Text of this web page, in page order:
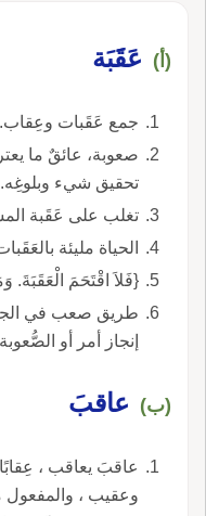
(أ) عَقََبَة
جمع عَقَبات وعِقاب.
صعوبة، عائقٌ ما
تحقيق شيء وبلوغِه.
تغلب على عَقَبة
الحياة مليئة
{فَلاَ اقْتَحَمَ الْعَقَبَةَ.
طريق صعب في
إنجاز أمر أو
(ب) عاقبَ
عاقبَ يعاقب ،
وعقيب ،